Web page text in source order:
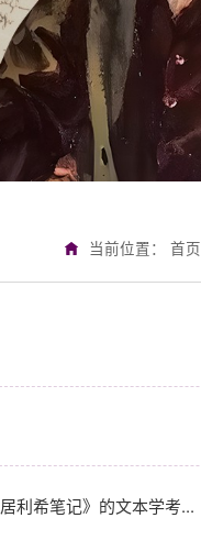
当前位置： 首页
利希笔记》的文本学考...